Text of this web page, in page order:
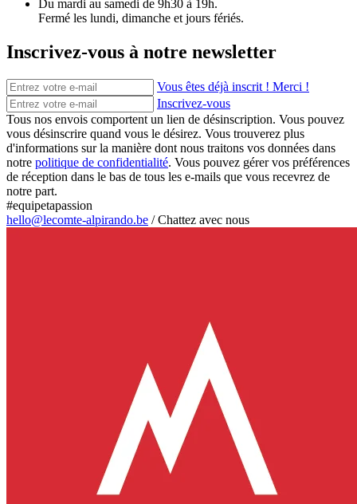
Du mardi au samedi de 9h30 à 19h.
Fermé les lundi, dimanche et jours fériés.
Inscrivez-vous à notre newsletter
Vous êtes déjà inscrit ! Merci !
Inscrivez-vous
Tous nos envois comportent un lien de désinscription. Vous pouvez
vous désinscrire quand vous le désirez. Vous trouverez plus
d'informations sur la manière dont nous traitons vos données dans
notre politique de confidentialité. Vous pouvez gérer vos préférences
de réception dans le bas de tous les e-mails que vous recevrez de
notre part.
#equipetapassion
hello@lecomte-alpirando.be /Chattez avec nous